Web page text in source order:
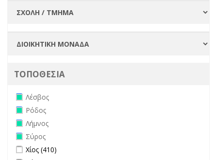
ΤΟΠΟΘΕΣΙΑ
Remove Λέσβος filter
Λέσβος
Remove Ρόδος filter
Ρόδος
Remove Λήμνος filter
Λήμνος
Remove Σύρος filter
Σύρος
Apply Χίος filter
Χίος (410)